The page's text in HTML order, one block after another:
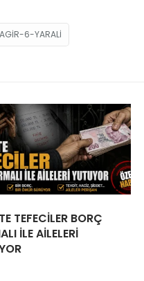
6-YARALI
TEFECİLER BORÇ
İLE AİLELERİ